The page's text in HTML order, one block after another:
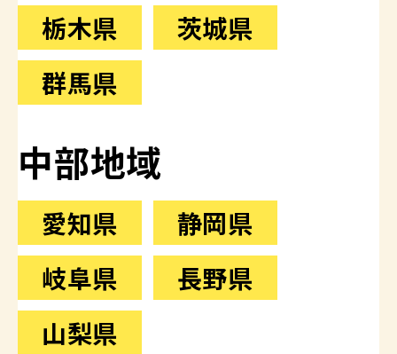
栃木県
茨城県
群馬県
中部地域
愛知県
静岡県
岐阜県
長野県
山梨県